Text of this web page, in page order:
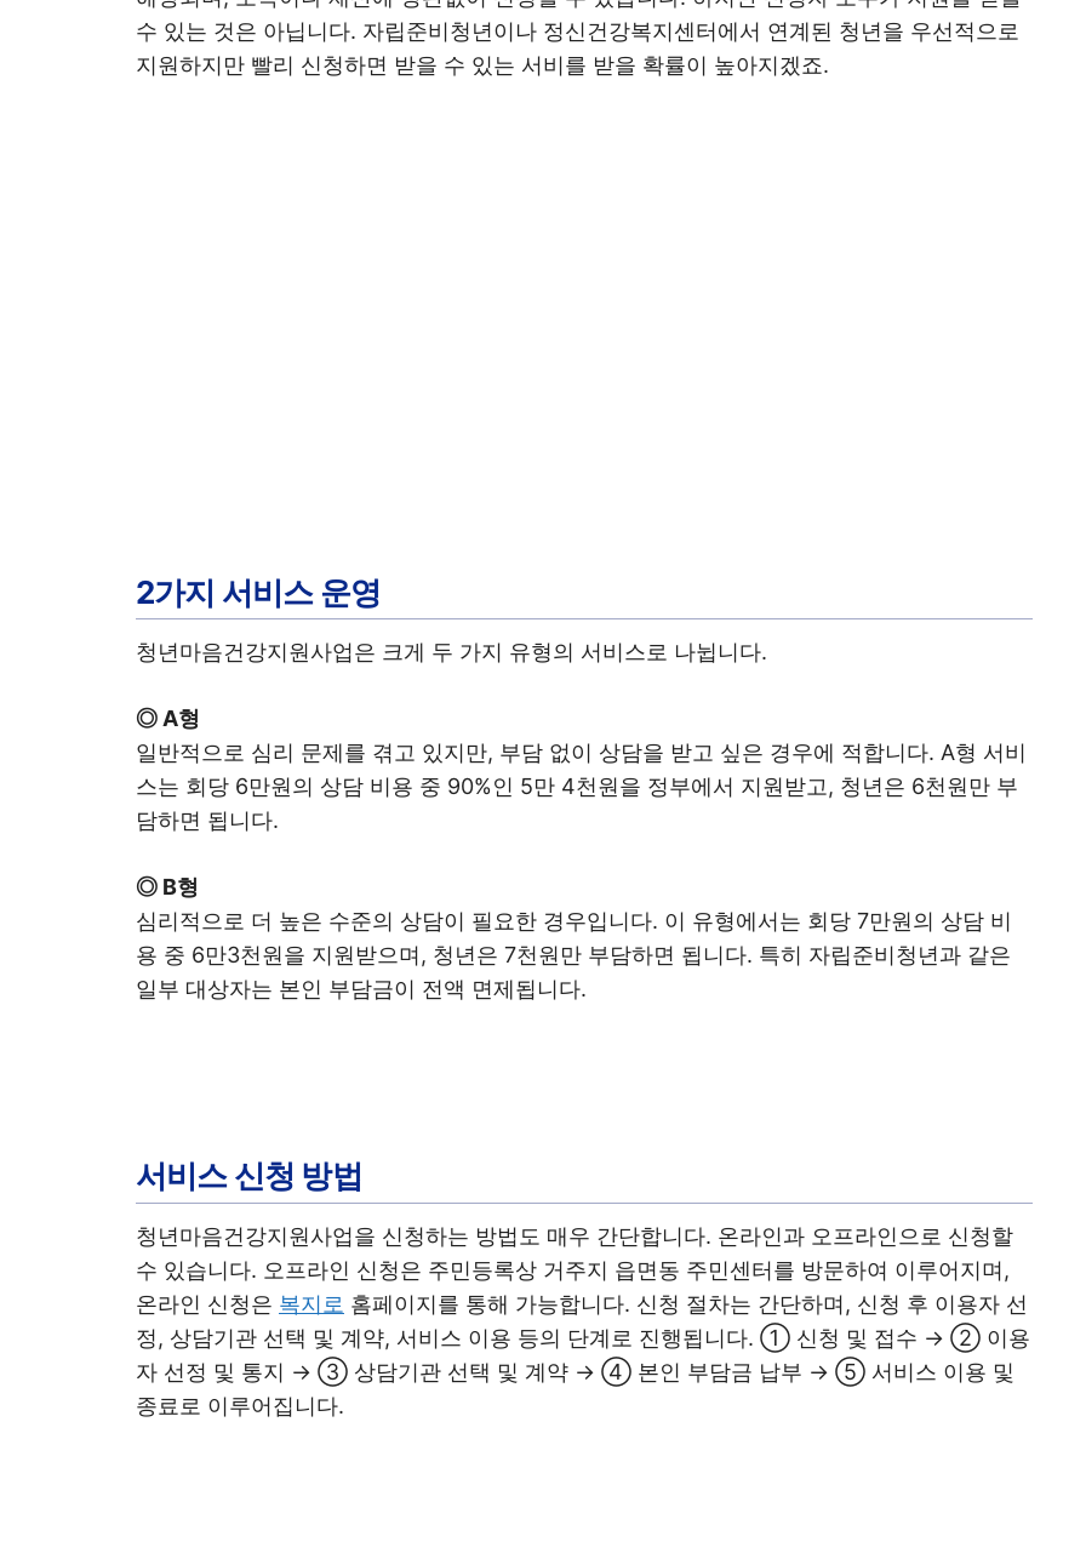
수 있는 것은 아닙니다. 자립준비청년이나 정신건강복지센터에서 연계된 청년을 우선적으로
지원하지만 빨리 신청하면 받을 수 있는 서비를 받을 확률이 높아지겠죠.
2가지 서비스 운영
청년마음건강지원사업은 크게 두 가지 유형의 서비스로 나뉩니다.
◎ A형
일반적으로 심리 문제를 겪고 있지만, 부담 없이 상담을 받고 싶은 경우에 적합니다. A형 서비
스는 회당 6만원의 상담 비용 중 90%인 5만 4천원을 정부에서 지원받고, 청년은 6천원만 부
담하면 됩니다.
◎ B형
심리적으로 더 높은 수준의 상담이 필요한 경우입니다. 이 유형에서는 회당 7만원의 상담 비
용 중 6만3천원을 지원받으며, 청년은 7천원만 부담하면 됩니다. 특히 자립준비청년과 같은
일부 대상자는 본인 부담금이 전액 면제됩니다.
서비스 신청 방법
청년마음건강지원사업을 신청하는 방법도 매우 간단합니다. 온라인과 오프라인으로 신청할
수 있습니다. 오프라인 신청은 주민등록상 거주지 읍면동 주민센터를 방문하여 이루어지며,
온라인 신청은 복지로 홈페이지를 통해 가능합니다. 신청 절차는 간단하며, 신청 후 이용자 선
정, 상담기관 선택 및 계약, 서비스 이용 등의 단계로 진행됩니다. ① 신청 및 접수 → ② 이용
자 선정 및 통지 → ③ 상담기관 선택 및 계약 → ④ 본인 부담금 납부 → ⑤ 서비스 이용 및
종료로 이루어집니다.